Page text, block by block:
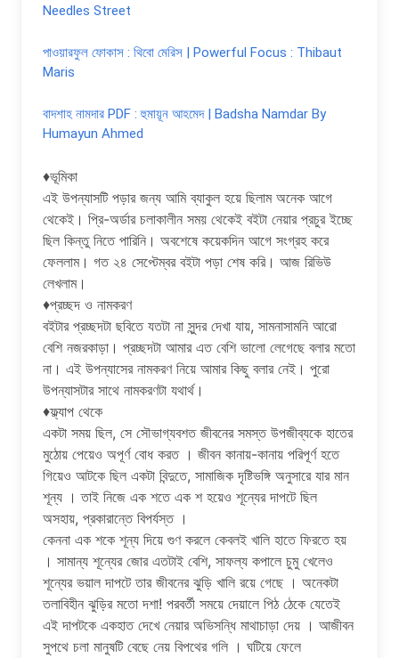
Needles Street
পাওয়ারফুল ফোকাস : থিবো মেরিস | Powerful Focus : Thibaut
Maris
বাদশাহ নামদার PDF : হুমায়ূন আহমেদ | Badsha Namdar By
Humayun Ahmed
♦️ভূমিকা
এই উপন্যাসটি পড়ার জন্য আমি ব্যাকুল হয়ে ছিলাম অনেক আগে
থেকেই। প্রি-অর্ডার চলাকালীন সময় থেকেই বইটা নেয়ার প্রচুর ইচ্ছে
ছিল কিন্তু নিতে পারিনি। অবশেষে কয়েকদিন আগে সংগ্রহ করে
ফেললাম। গত ২৪ সেপ্টেম্বর বইটা পড়া শেষ করি। আজ রিভিউ
লেখলাম।
♦প্রচ্ছদ ও নামকরণ
বইটার প্রচ্ছদটা ছবিতে যতটা না সুন্দর দেখা যায়, সামনাসামনি আরো
বেশি নজরকাড়া। প্রচ্ছদটা আমার এত বেশি ভালো লেগেছে বলার মতো
না। এই উপন্যাসের নামকরণ নিয়ে আমার কিছু বলার নেই। পুরো
উপন্যাসটার সাথে নামকরণটা যথার্থ।
♦ফ্ল্যাপ থেকে
একটা সময় ছিল, সে সৌভাগ্যবশত জীবনের সমস্ত উপজীব্যকে হাতের
মুঠোয় পেয়েও অপূর্ণ বোধ করত । জীবন কানায়-কানায় পরিপূর্ণ হতে
গিয়েও আটকে ছিল একটা বিন্দুতে, সামাজিক দৃষ্টিভঙ্গি অনুসারে যার মান
শূন্য । তাই নিজে এক শতে এক শ হয়েও শূন্যের দাপটে ছিল
অসহায়, প্রকারান্তে বিপর্যস্ত ।
কেননা এক শকে শূন্য দিয়ে গুণ করলে কেবলই খালি হাতে ফিরতে হয়
। সামান্য শূন্যের জোর এতটাই বেশি, সাফল্য কপালে চুমু খেলেও
শূন্যের ভয়াল দাপটে তার জীবনের ঝুড়ি খালি রয়ে গেছে । অনেকটা
তলাবিহীন ঝুড়ির মতো দশা! পরবর্তী সময়ে দেয়ালে পিঠ ঠেকে যেতেই
এই দাপটকে একহাত দেখে নেয়ার অভিসন্ধি মাথাচাড়া দেয় । আজীবন
সুপথে চলা মানুষটি বেছে নেয় বিপথের গলি । ঘটিয়ে ফেলে